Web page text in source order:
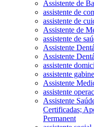
Assistente de
assistente de
assistente de
Assistente de
assistente de
Assistente
Assistente
assistente
assistente
Assistente
assistente
Assistente
Certificadas;
Permanent